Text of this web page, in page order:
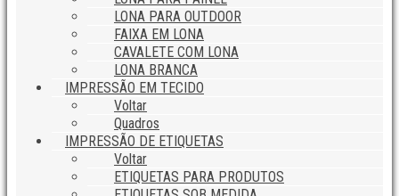
LONA PARA OUTDOOR
FAIXA EM LONA
CAVALETE COM LONA
LONA BRANCA
IMPRESSÃO EM TECIDO
Voltar
Quadros
IMPRESSÃO DE ETIQUETAS
Voltar
ETIQUETAS PARA PRODUTOS